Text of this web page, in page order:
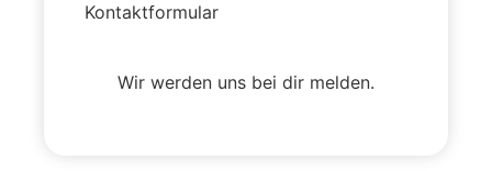
Kontaktformular
Wir werden uns bei dir melden.